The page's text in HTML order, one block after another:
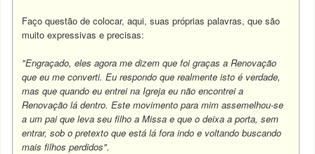
Faço questão de colocar, aqui, suas próprias palavras, que são
muito expressivas e precisas:
"Engraçado, eles agora me dizem que foi graças a Renovação
que eu me converti. Eu respondo que realmente isto é verdade,
mas que quando eu entrei na Igreja eu não encontrei a
Renovação lá dentro. Este movimento para mim assemelhou-se
a um pai que leva seu filho a Missa e que o deixa a porta, sem
entrar, sob o pretexto que está lá fora indo e voltando buscando
mais filhos perdidos".